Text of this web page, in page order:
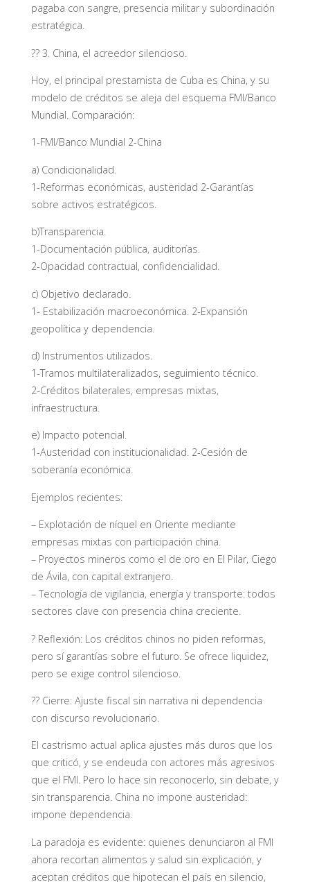
pagaba con sangre, presencia militar y subordinación
estratégica.
?? 3. China, el acreedor silencioso.
Hoy, el principal prestamista de Cuba es China, y su
modelo de créditos se aleja del esquema FMI/Banco
Mundial. Comparación:
1-FMI/Banco Mundial 2-China
a) Condicionalidad.
1-Reformas económicas, austeridad 2-Garantías
sobre activos estratégicos.
b)Transparencia.
1-Documentación pública, auditorías.
2-Opacidad contractual, confidencialidad.
c) Objetivo declarado.
1- Estabilización macroeconómica. 2-Expansión
geopolítica y dependencia.
d) Instrumentos utilizados.
1-Tramos multilateralizados, seguimiento técnico.
2-Créditos bilaterales, empresas mixtas,
infraestructura.
e) Impacto potencial.
1-Austeridad con institucionalidad. 2-Cesión de
soberanía económica.
Ejemplos recientes:
– Explotación de níquel en Oriente mediante
empresas mixtas con participación china.
– Proyectos mineros como el de oro en El Pilar, Ciego
de Ávila, con capital extranjero.
– Tecnología de vigilancia, energía y transporte: todos
sectores clave con presencia china creciente.
? Reflexión: Los créditos chinos no piden reformas,
pero sí garantías sobre el futuro. Se ofrece liquidez,
pero se exige control silencioso.
?? Cierre: Ajuste fiscal sin narrativa ni dependencia
con discurso revolucionario.
El castrismo actual aplica ajustes más duros que los
que criticó, y se endeuda con actores más agresivos
que el FMI. Pero lo hace sin reconocerlo, sin debate, y
sin transparencia. China no impone austeridad:
impone dependencia.
La paradoja es evidente: quienes denunciaron al FMI
ahora recortan alimentos y salud sin explicación, y
aceptan créditos que hipotecan el país en silencio,